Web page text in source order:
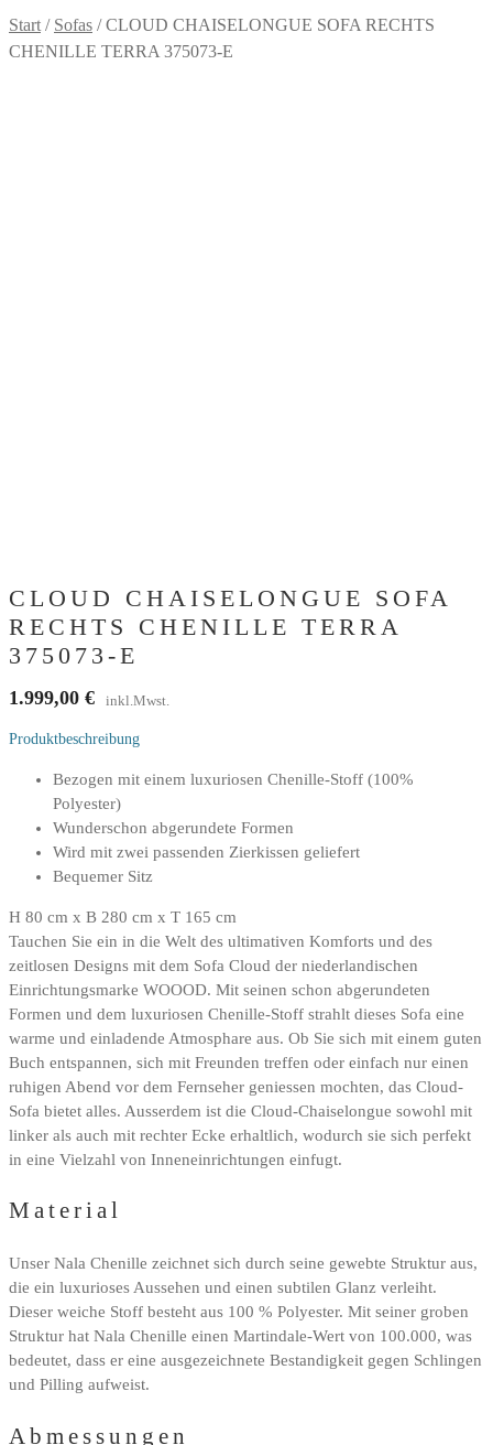
Start / Sofas /CLOUD CHAISELONGUE SOFA RECHTS
CHENILLE TERRA 375073-E
CLOUD CHAISELONGUE SOFA
RECHTS CHENILLE TERRA
375073-E
1.999,00 € inkl.Mwst.
Produktbeschreibung
Bezogen mit einem luxuriosen Chenille-Stoff (100%
Polyester)
Wunderschon abgerundete Formen
Wird mit zwei passenden Zierkissen geliefert
Bequemer Sitz
H 80 cm x B 280 cm x T 165 cm
Tauchen Sie ein in die Welt des ultimativen Komforts und des
zeitlosen Designs mit dem Sofa Cloud der niederlandischen
Einrichtungsmarke WOOOD. Mit seinen schon abgerundeten
Formen und dem luxuriosen Chenille-Stoff strahlt dieses Sofa eine
warme und einladende Atmosphare aus. Ob Sie sich mit einem guten
Buch entspannen, sich mit Freunden treffen oder einfach nur einen
ruhigen Abend vor dem Fernseher geniessen mochten, das Cloud-
Sofa bietet alles. Ausserdem ist die Cloud-Chaiselongue sowohl mit
linker als auch mit rechter Ecke erhaltlich, wodurch sie sich perfekt
in eine Vielzahl von Inneneinrichtungen einfugt.
Material
Unser Nala Chenille zeichnet sich durch seine gewebte Struktur aus,
die ein luxurioses Aussehen und einen subtilen Glanz verleiht.
Dieser weiche Stoff besteht aus 100 % Polyester. Mit seiner groben
Struktur hat Nala Chenille einen Martindale-Wert von 100.000, was
bedeutet, dass er eine ausgezeichnete Bestandigkeit gegen Schlingen
und Pilling aufweist.
Abmessungen